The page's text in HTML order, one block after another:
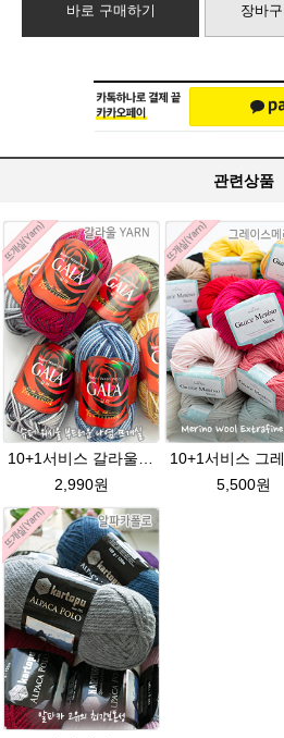
바로 구매하기 장바
관련상품
10+1서비스 갈라울 40g(130m) 슈퍼워시울 뜨개실 스웨터 뜨개질옷 털실
2,990원
5,500원